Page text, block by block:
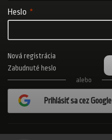
Heslo
Nová registrácia
Zabudnuté heslo
alebo
Prihlásiť sa cez Google